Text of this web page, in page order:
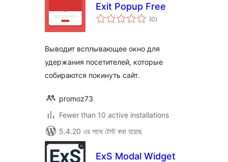
Exit Popup Free
(0total
ratings
)
Выводит всплывающее окно для
удержания посетителей, которые
собираются покинуть сайт.
promoz73
Fewer than 10 active installations
5.4.20 এর সাথে টেস্ট করা হয়েছে
ExS Modal Widget